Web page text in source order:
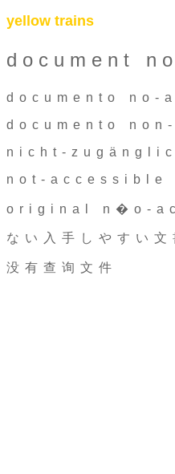
yellow trains
document
documento no-
documento
nicht-
not-accessible
original n�o-
ない入手しやすい文
没有查询文件